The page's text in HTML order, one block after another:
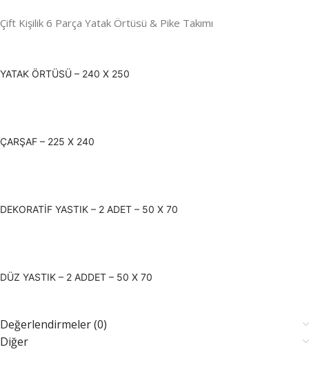
Çift Kişilik 6 Parça Yatak Örtüsü & Pike Takımı
YATAK ÖRTÜSÜ – 240 X 250
ÇARŞAF – 225 X 240
DEKORATİF YASTIK – 2 ADET – 50 X 70
DÜZ YASTIK – 2 ADDET – 50 X 70
Değerlendirmeler (0)
Diğer